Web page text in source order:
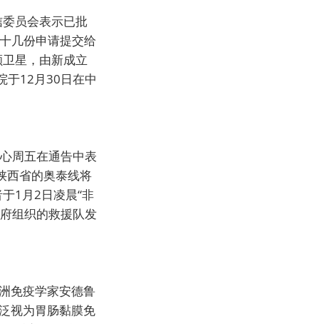
员会表示已批
几份申请提交给
星，由新成立
于12月30日在中
周五在通告中表
西省的奥泰线将
1月2日凌晨“非
组织的救援队发
免疫学家安德鲁
视为胃肠黏膜免